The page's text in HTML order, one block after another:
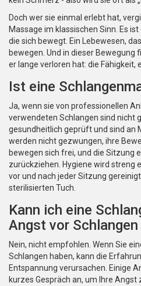
Doch wer sie einmal erlebt hat,
Massage im klassischen Sinn. Es
die sich bewegt. Ein Lebewesen,
bewegen. Und in dieser Bewegung
er lange verloren hat: die Fähigkeit,
Ist eine
Ja, wenn sie von professionellen
verwendeten Schlangen sind nicht
gesundheitlich geprüft und sind an
werden nicht gezwungen, ihre
bewegen sich frei, und die Sitzung
zurückziehen. Hygiene wird streng
vor und nach jeder Sitzung
sterilisierten Tuch.
Kann ich eine
Angst vor Schlangen
Nein, nicht empfohlen. Wenn Sie
Schlangen haben, kann die
Entspannung verursachen. Einige
kurzes Gespräch an, um Ihre